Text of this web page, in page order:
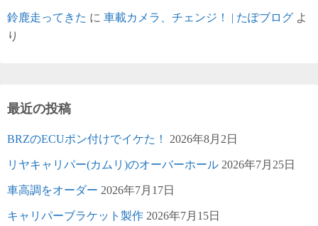
鈴鹿走ってきた に 車載カメラ、チェンジ！ | たぽブログ よ
り
最近の投稿
BRZのECUポン付けでイケた！ 2026年8月2日
リヤキャリパー(カムリ)のオーバーホール 2026年7月25日
車高調をオーダー 2026年7月17日
キャリパーブラケット製作 2026年7月15日